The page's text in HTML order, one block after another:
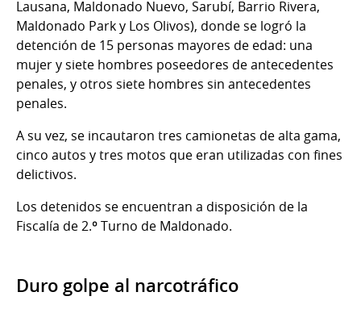
Lausana, Maldonado Nuevo, Sarubí, Barrio Rivera,
Maldonado Park y Los Olivos), donde se logró la
detención de 15 personas mayores de edad: una
mujer y siete hombres poseedores de antecedentes
penales, y otros siete hombres sin antecedentes
penales.
A su vez, se incautaron tres camionetas de alta gama,
cinco autos y tres motos que eran utilizadas con fines
delictivos.
Los detenidos se encuentran a disposición de la
Fiscalía de 2.º Turno de Maldonado.
Duro golpe al narcotráfico